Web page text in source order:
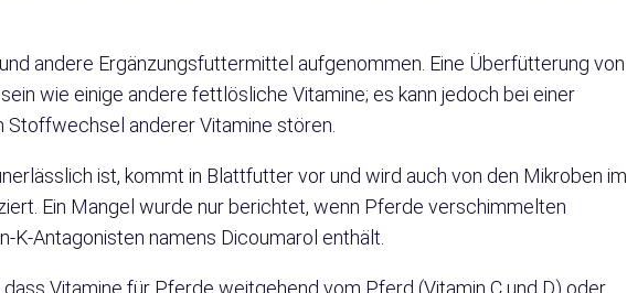
andere Ergänzungsfuttermittel aufgenommen. Eine Überfütterung von
wie einige andere fettlösliche Vitamine; es kann jedoch bei einer
anderer Vitamine stören.
ist, kommt in Blattfutter vor und wird auch von den Mikroben im
Ein Mangel wurde nur berichtet, wenn Pferde verschimmelten
K-Antagonisten namens Dicoumarol enthält.
Vitamine für Pferde weitgehend vom Pferd (Vitamin C und D) oder